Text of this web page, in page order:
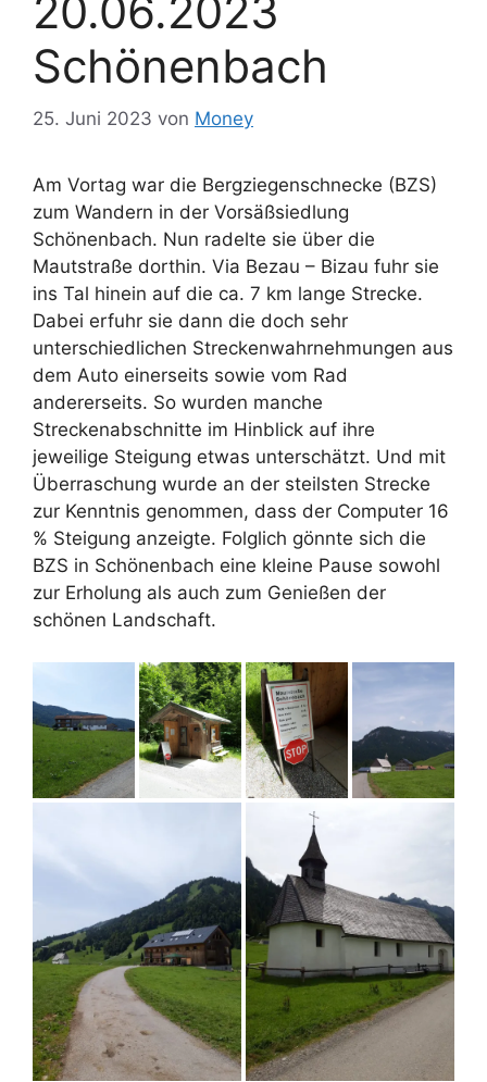
20.06.2023
Schönenbach
25. Juni 2023 von Money
Am Vortag war die Bergziegenschnecke (BZS)
zum Wandern in der Vorsäßsiedlung
Schönenbach. Nun radelte sie über die
Mautstraße dorthin. Via Bezau – Bizau fuhr sie
ins Tal hinein auf die ca. 7 km lange Strecke.
Dabei erfuhr sie dann die doch sehr
unterschiedlichen Streckenwahrnehmungen aus
dem Auto einerseits sowie vom Rad
andererseits. So wurden manche
Streckenabschnitte im Hinblick auf ihre
jeweilige Steigung etwas unterschätzt. Und mit
Überraschung wurde an der steilsten Strecke
zur Kenntnis genommen, dass der Computer 16
% Steigung anzeigte. Folglich gönnte sich die
BZS in Schönenbach eine kleine Pause sowohl
zur Erholung als auch zum Genießen der
schönen Landschaft.